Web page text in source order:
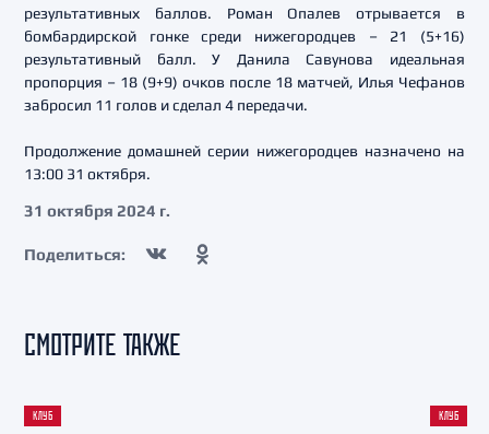
результативных баллов. Роман Опалев отрывается в
бомбардирской гонке среди нижегородцев – 21 (5+16)
результативный балл. У Данила Савунова идеальная
пропорция – 18 (9+9) очков после 18 матчей, Илья Чефанов
забросил 11 голов и сделал 4 передачи.
Продолжение домашней серии нижегородцев назначено на
13:00 31 октября.
31 октября 2024 г.
Поделиться:
СМОТРИТЕ ТАКЖЕ
КЛУБ КЛУБ